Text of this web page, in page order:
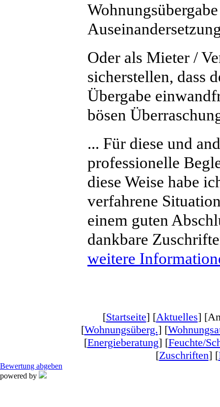
Oder als Mieter /
sicherstellen, dass
Übergabe
bösen
... Für diese und
professionelle
diese Weise habe
verfahrene
einem guten
dankbare
weitere
[Startseite] [Aktuelles]
[Wohnungsüberg.] [
[Energieberatung] [Feuchte/
[Zuschriften] [
Bewertung abgeben
powered by